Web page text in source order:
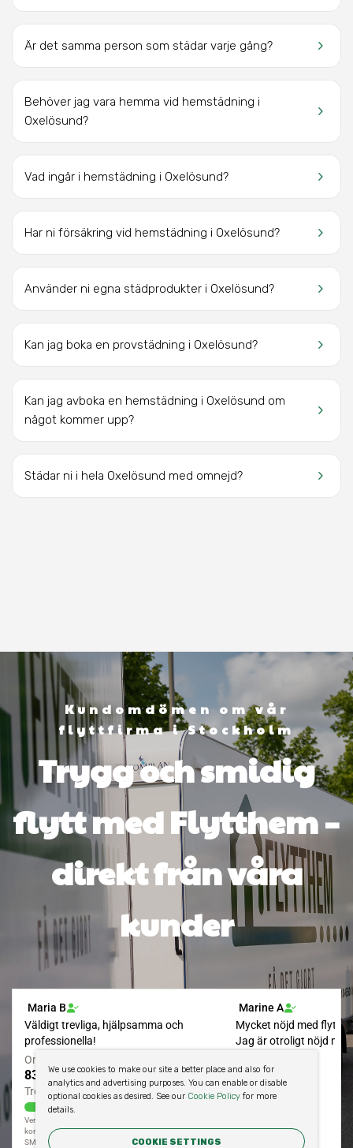
keyboard_arrow_right
Är det samma person som städar varje gång?
keyboard_arrow_right
Behöver jag vara hemma vid hemstädning i
Oxelösund?
keyboard_arrow_right
Vad ingår i hemstädning i Oxelösund?
keyboard_arrow_right
Har ni försäkring vid hemstädning i Oxelösund?
keyboard_arrow_right
Använder ni egna städprodukter i Oxelösund?
keyboard_arrow_right
Kan jag boka en provstädning i Oxelösund?
keyboard_arrow_right
Kan jag avboka en hemstädning i Oxelösund om
något kommer upp?
keyboard_arrow_right
Städar ni i hela Oxelösund med omnejd?
Kundomdömen om vår
flyttfirma i Stockholm
Trygg och smidig
flytt med Flytthem –
direkt från våra
kunder
We use cookies to make our site a better place and also for
analytics and advertising purposes. You can enable or disable
optional cookies as desired. See our Cookie Policyfor more
details.
COOKIE SETTINGS